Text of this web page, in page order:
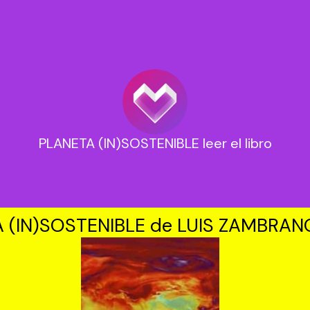
PLANETA (IN)SOSTENIBLE leer el libro
(IN)SOSTENIBLE de LUIS